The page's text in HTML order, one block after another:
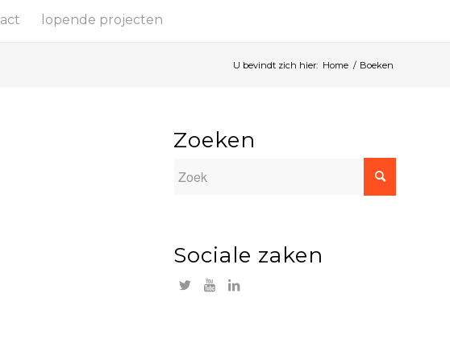
lopende projecten
U bevindt zich hier: Home / Boeken
Zoeken
Sociale zaken